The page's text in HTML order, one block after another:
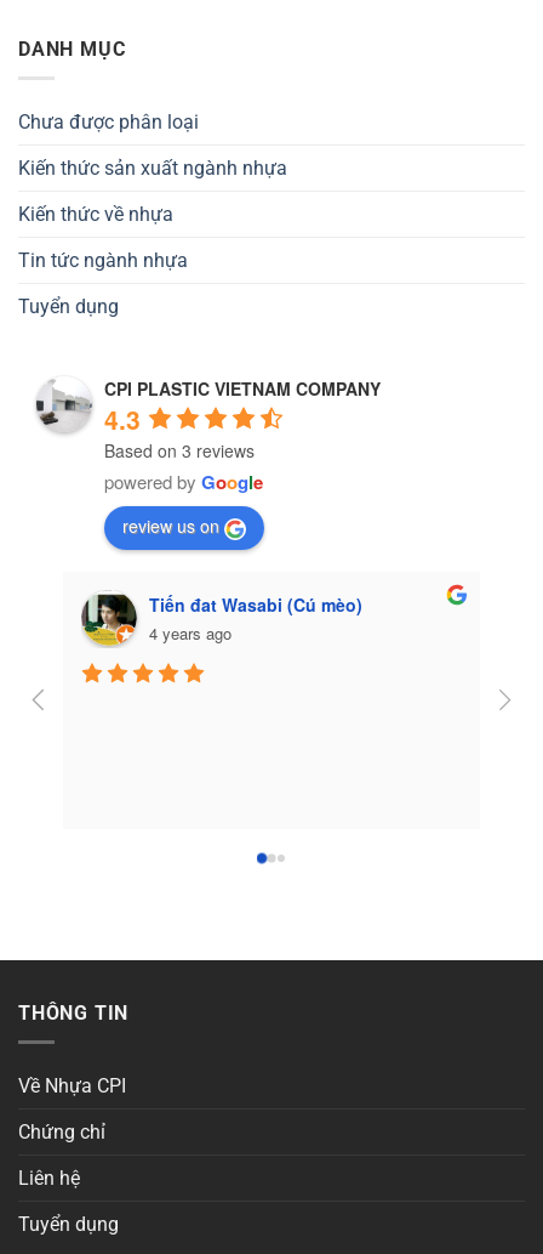
DANH MỤC
Chưa được phân loại
Kiến thức sản xuất ngành nhựa
Kiến thức về nhựa
Tin tức ngành nhựa
Tuyển dụng
CPI PLASTIC VIETNAM COMPANY
4.3
Based on 3 reviews
powered by Google
review us on
Tiến đat Wasabi (Cú mèo)
4 years ago
THÔNG TIN
Về Nhựa CPI
Chứng chỉ
Liên hệ
Tuyển dụng